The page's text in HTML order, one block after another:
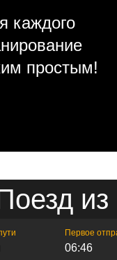
каждого
простым!
Первое
06:46